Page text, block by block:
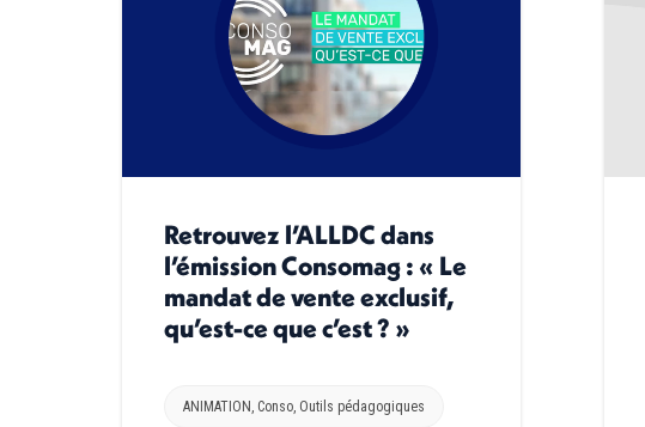
Retrouvez l’ALLDC dans
l’émission Consomag : « Le
mandat de vente exclusif,
qu’est-ce que c’est ? »
ANIMATION , Conso, Outils pédagogiques